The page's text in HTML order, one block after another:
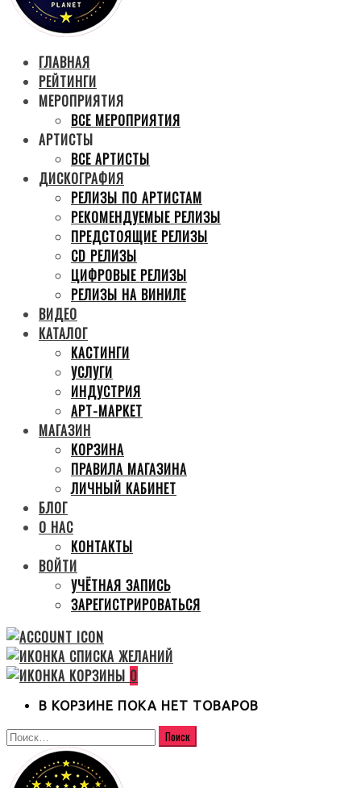
ГЛАВНАЯ
РЕЙТИНГИ
МЕРОПРИЯТИЯ
ВСЕ МЕРОПРИЯТИЯ
АРТИСТЫ
ВСЕ АРТИСТЫ
ДИСКОГРАФИЯ
РЕЛИЗЫ ПО АРТИСТАМ
РЕКОМЕНДУЕМЫЕ РЕЛИЗЫ
ПРЕДСТОЯЩИЕ РЕЛИЗЫ
CD РЕЛИЗЫ
ЦИФРОВЫЕ РЕЛИЗЫ
РЕЛИЗЫ НА ВИНИЛЕ
ВИДЕО
КАТАЛОГ
КАСТИНГИ
УСЛУГИ
ИНДУСТРИЯ
АРТ-МАРКЕТ
МАГАЗИН
КОРЗИНА
ПРАВИЛА МАГАЗИНА
ЛИЧНЫЙ КАБИНЕТ
БЛОГ
О НАС
КОНТАКТЫ
ВОЙТИ
УЧЁТНАЯ ЗАПИСЬ
ЗАРЕГИСТРИРОВАТЬСЯ
0
В КОРЗИНЕ ПОКА НЕТ ТОВАРОВ